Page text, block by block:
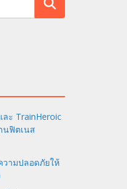
ละ TrainHeroic
นฟิตเนส
วามปลอดภัยให้